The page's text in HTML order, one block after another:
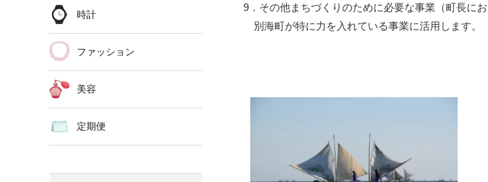
9．その他まちづくりのために必要な事業（町長にお
別海町が特に力を入れている事業に活用します。
時計
ファッション
美容
定期便